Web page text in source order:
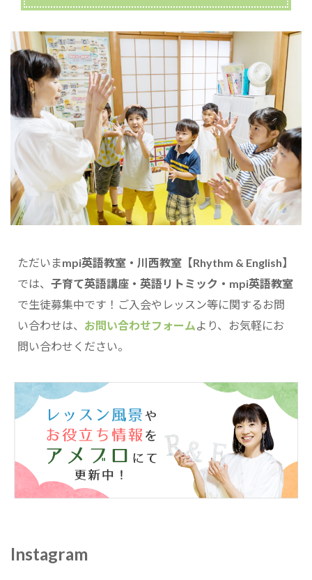
ただいまmpi英語教室・川西教室【Rhythm & English】
では、 子育て英語講座・英語リトミック・mpi英語教室
で生徒募集中です！ご入会やレッスン等に関するお問
い合わせは、 お問い合わせフォームより、お気軽にお
問い合わせください。
Instagram